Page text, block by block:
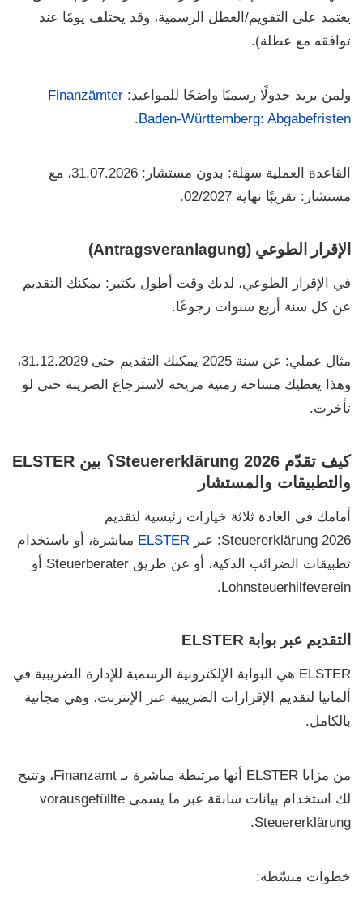
يعتمد على التقويم/العطل الرسمية، وقد يختلف يومًا عند
توافقه مع عطلة).
ولمن يريد جدولًا رسميًا واضحًا للمواعيد: Finanzämter
Baden-Württemberg: Abgabefristen
.
القاعدة العملية سهلة: بدون مستشار: 31.07.2026 ، مع
مستشار: تقريبًا نهاية 02/2027
.
الإقرار الطوعي (Antragsveranlagung)
في الإقرار الطوعي، لديك وقت أطول بكثير: يمكنك التقديم
عن كل سنة أربع سنوات رجوعًا.
مثال عملي: عن سنة 2025 يمكنك التقديم حتى 31.12.2029،
وهذا يعطيك مساحة زمنية مريحة لاسترجاع الضريبة حتى لو
تأخرت.
كيف تقدّم Steuererklärung 2026؟ بين ELSTER
والتطبيقات والمستشار
أمامك في العادة ثلاثة خيارات رئيسية لتقديم
Steuererklärung 2026: عبر ELSTER مباشرة، أو باستخدام
تطبيقات الضرائب الذكية، أو عن طريق Steuerberater أو
Lohnsteuerhilfeverein
.
التقديم عبر بوابة ELSTER
ELSTER هي البوابة الإلكترونية الرسمية للإدارة الضريبية في
ألمانيا لتقديم الإقرارات الضريبية عبر الإنترنت، وهي مجانية
بالكامل.
من مزايا ELSTER أنها مرتبطة مباشرة بـ Finanzamt، وتتيح
لك استخدام بيانات سابقة عبر ما يسمى vorausgefüllte
Steuererklärung
.
خطوات مبسّطة: